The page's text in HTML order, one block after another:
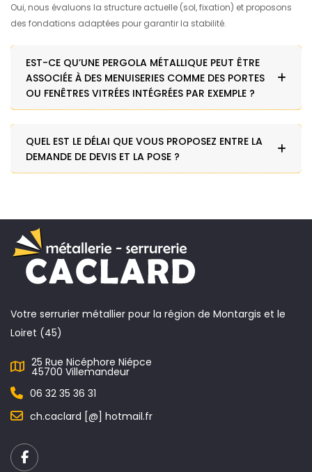
Oui, nous évaluons la structure actuelle (sol, fixation) et proposons
des fondations adaptées pour garantir la stabilité.
EST-CE QU’UNE PERGOLA MÉTALLIQUE PEUT ÊTRE
ASSOCIÉE À DES MENUISERIES COMME DES PORTES
OU FENÊTRES VITRÉES INTÉGRÉES PAR EXEMPLE ?
QUEL EST LE DÉLAI QUE VOUS PROPOSEZ ENTRE LA
DEMANDE DE DEVIS ET LA POSE ?
Votre serrurier métallier pour la région de Montargis et le
Loiret (45)
25 Rue Nicéphore Niépce
45700 Villemandeur
06 32 35 36 31
ch.caclard [@] hotmail.fr